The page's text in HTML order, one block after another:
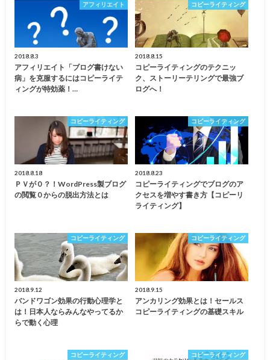
アフィリエイト
2018.8.3
アフィリエイト「ブログ書けない
病」を克服するにはコピーライテ
ィングが特効薬！…
コピーライティング
2018.8.15
コピーライティングのテクニッ
ク、ストーリーテリングで最強ブ
ログへ！
コピーライティング
2018.8.18
ＰＶが０？！WordPress製ブログ
の閲覧０からの脱出方法とは
コピーライティング
2018.8.23
コピーライティングでブログのア
クセスを増やす書き方【コピーリ
ライティング】
コピーライティング
2018.9.12
バンドワゴン効果の行動心理学と
は！日本人ならみんなやってるか
らで動く心理
コピーライティング
2018.9.15
アンカリング効果とは！セールス
コピーライティングの基礎スキル
コピーライティング コピーライティング